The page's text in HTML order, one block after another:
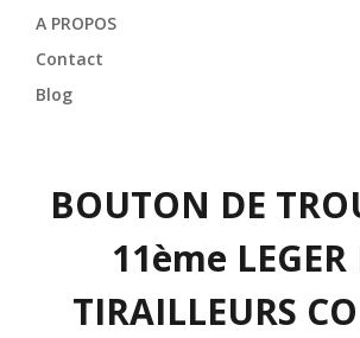
A PROPOS
Contact
Blog
BOUTON DE
11ème LEGER
TIRAILLEURS